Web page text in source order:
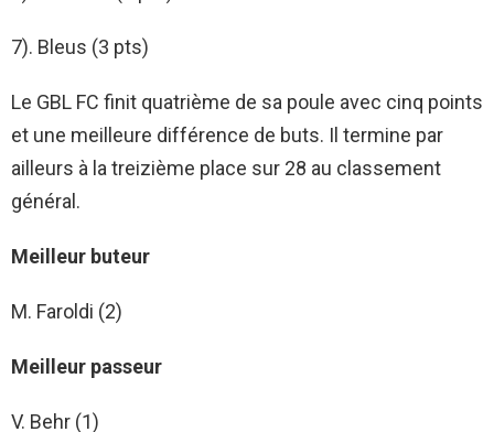
7). Bleus (3 pts)
Le GBL FC finit quatrième de sa poule avec cinq points
et une meilleure différence de buts. Il termine par
ailleurs à la treizième place sur 28 au classement
général.
Meilleur buteur
M. Faroldi (2)
Meilleur passeur
V. Behr (1)